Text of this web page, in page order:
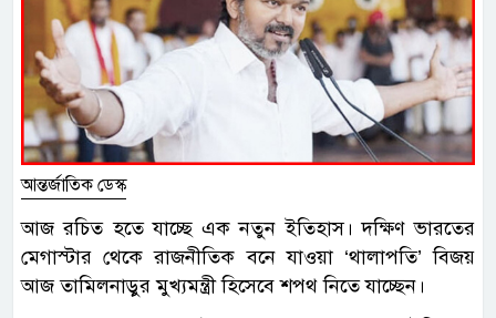
আন্তর্জাতিক ডেস্ক
আজ রচিত হতে যাচ্ছে এক নতুন ইতিহাস। দক্ষিণ ভারতের
মেগাস্টার থেকে রাজনীতিক বনে যাওয়া ‘থালাপতি’ বিজয়
আজ তামিলনাড়ুর মুখ্যমন্ত্রী হিসেবে শপথ নিতে যাচ্ছেন।